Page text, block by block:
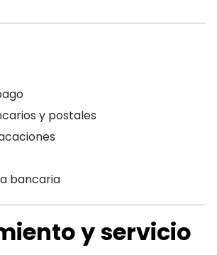
y postales
bancaria
y servicio